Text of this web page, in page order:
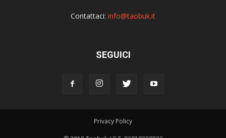
Contattaci: info@taobuk.it
SEGUICI
Privacy Policy